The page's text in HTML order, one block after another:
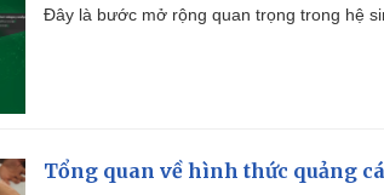
Đây là bước mở rộng quan trọng trong hệ
Tổng quan về hình thức quảng